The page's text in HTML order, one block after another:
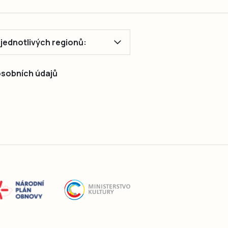
regionů:
údajů